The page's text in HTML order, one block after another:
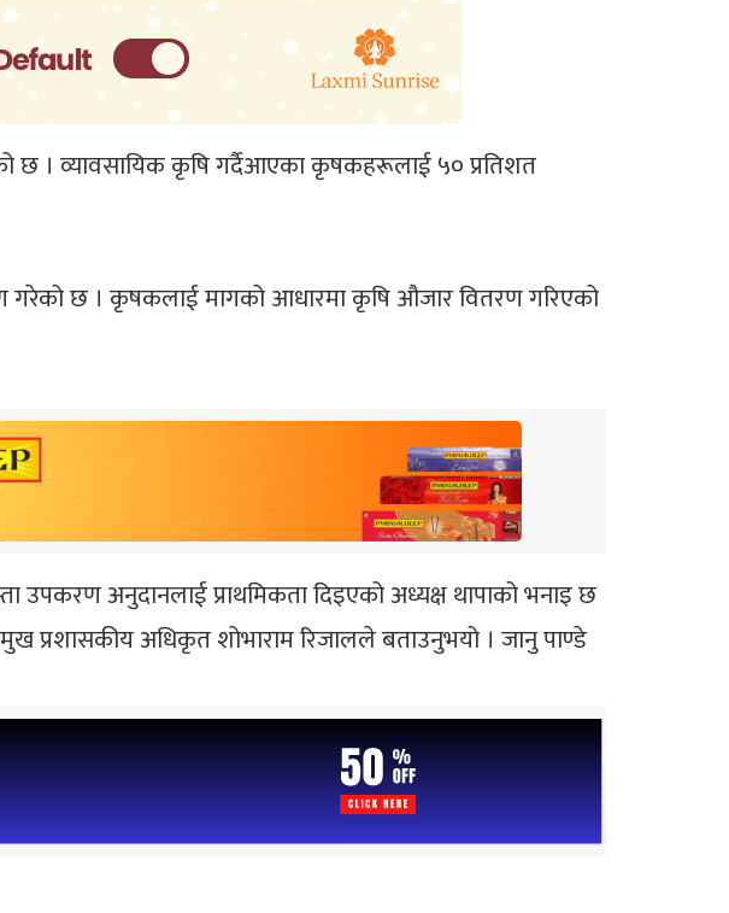
छ । व्यावसायिक कृषि गर्दैआएका कृषकहरूलाई ५० प्रतिशत
गरेको छ । कृषकलाई मागको आधारमा कृषि औजार वितरण गरिएको
अनुदानलाई प्राथमिकता दिइएको अध्यक्ष थापाको भनाइ छ
प्रशासकीय अधिकृत शोभाराम रिजालले बताउनुभयो । जानु पाण्डे